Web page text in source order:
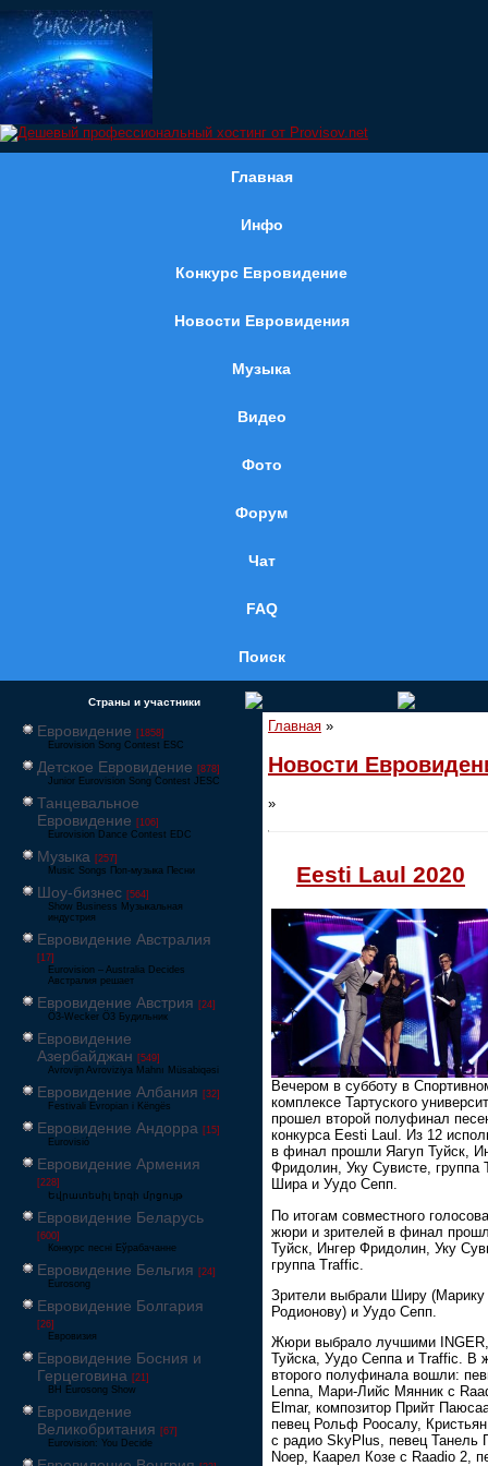
Главная
Инфо
Конкурс Евровидение
Новости Евровидения
Музыка
Видео
Фото
Форум
Чат
FAQ
Поиск
Страны и участники
Евровидение [1858]
Eurovision Song Contest ESC
Детское Евровидение [878]
Junior Eurovision Song Contest JESC
Танцевальное
Евровидение [106]
Eurovision Dance Contest EDC
Музыка [257]
Music Songs Поп-музыка Песни
Шоу-бизнес [564]
Show Business Музыкальная
индустрия
Евровидение Австралия
[17]
Eurovision – Australia Decides
Австралия решает
Евровидение Австрия [24]
Ö3-Wecker Ö3 Будильник
Евровидение
Азербайджан [549]
Avrovijn Avroviziya Mahnı Müsabiqəsi
Евровидение Албания [32]
Festivali Evropian i Këngës
Евровидение Андорра [15]
Eurovisió
Евровидение Армения
[228]
Եվրատեսիլ երգի մրցույթ
Евровидение Беларусь
[600]
Конкурс песні Еўрабачанне
Евровидение Бельгия [24]
Eurosong
Евровидение Болгария
[26]
Евровизия
Евровидение Босния и
Герцеговина [21]
BH Eurosong Show
Евровидение
Великобритания [67]
Eurovision: You Decide
Главная »
Новости
»
Eesti Laul 2020
Вечером в субботу в
комплексе Тартуского
прошел второй полуфинал
конкурса Eesti Laul. Из 12
в финал прошли Яагуп Туйск,
Фридолин, Уку Сувисте, группа
Шира и Уудо Сепп.
По итогам совместного
жюри и зрителей в финал
Туйск, Ингер Фридолин, Уку
группа Traffic.
Зрители выбрали Ширу (Марику
Родионову) и Уудо Сепп.
Жюри выбрало лучшими
Туйска, Уудо Сеппа и Traffic. В
второго полуфинала вошли:
Lenna, Мари-Лийс Мянник с
Elmar, композитор Прийт
певец Рольф Роосалу,
с радио SkyPlus, певец Танель
Noep, Каарел Козе с Raadio 2,